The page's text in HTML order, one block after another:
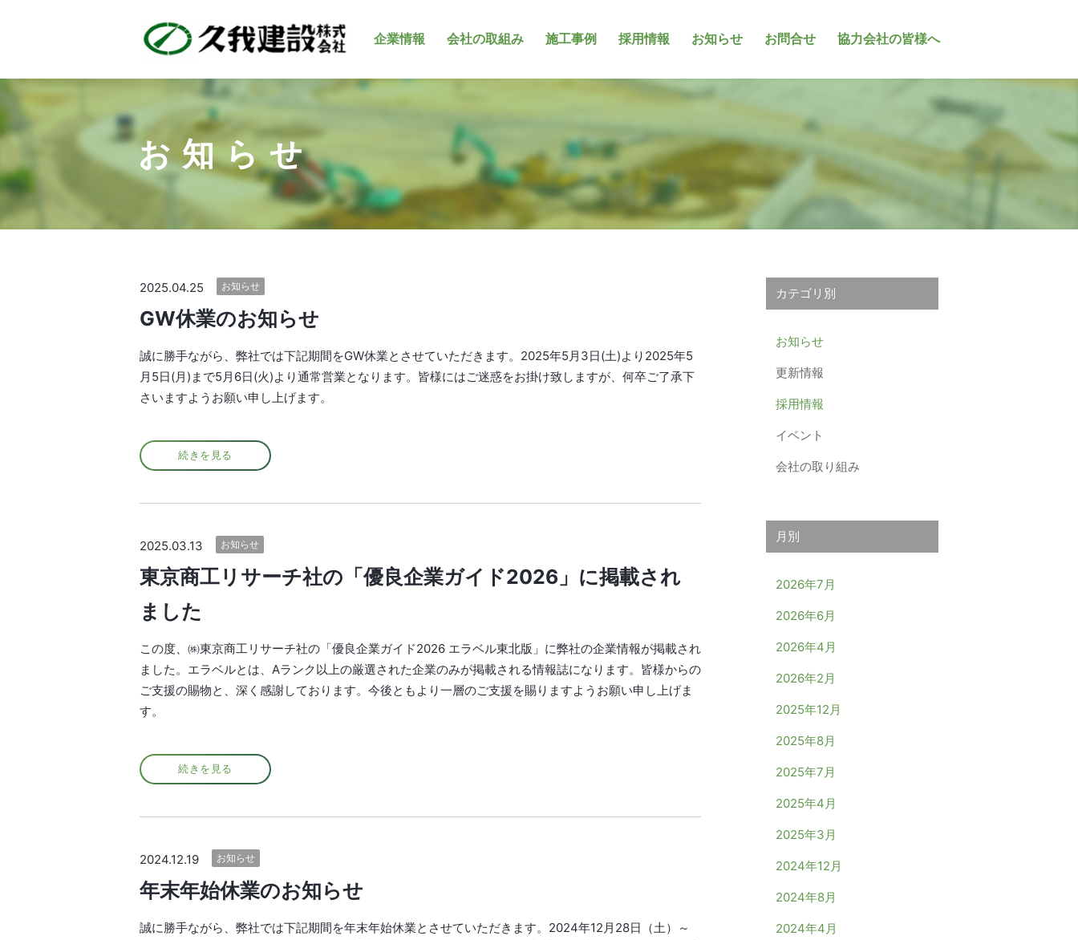
企業情報 会社の取組み 施工事例 採用情報 お知らせ お問合せ 協力会社の皆様へ
お知らせ
2025.04.25 お知らせ
GW休業のお知らせ
誠に勝手ながら、弊社では下記期間をGW休業とさせていただきます。2025年5月3日(土)より2025年5
月5日(月)まで5月6日(火)より通常営業となります。皆様にはご迷惑をお掛け致しますが、何卒ご了承下
さいますようお願い申し上げます。
続きを見る
2025.03.13 お知らせ
東京商工リサーチ社の「優良企業ガイド2026」に掲載され
ました
この度、㈱東京商工リサーチ社の「優良企業ガイド2026 エラベル東北版」に弊社の企業情報が掲載され
ました。エラベルとは、Aランク以上の厳選された企業のみが掲載される情報誌になります。皆様からの
ご支援の賜物と、深く感謝しております。今後ともより一層のご支援を賜りますようお願い申し上げま
す。
続きを見る
2024.12.19 お知らせ
年末年始休業のお知らせ
誠に勝手ながら、弊社では下記期間を年末年始休業とさせていただきます。2024年12月28日（土）～
カテゴリ別
お知らせ
更新情報
採用情報
イベント
会社の取り組み
月別
2026年7月
2026年6月
2026年4月
2026年2月
2025年12月
2025年8月
2025年7月
2025年4月
2025年3月
2024年12月
2024年8月
2024年4月